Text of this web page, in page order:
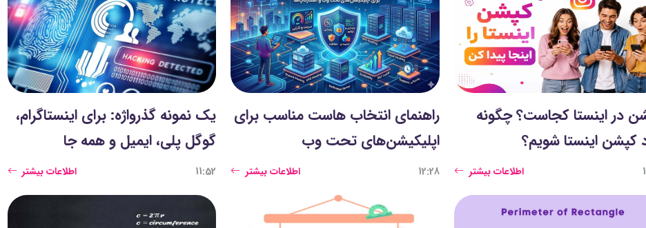
در اینستا کجاست؟ چگونه
کپشن اینستا شویم؟
اطلاعات بیشتر
راهنمای انتخاب هاست مناسب برای
اپلیکیشن‌های تحت وب
12:28 اطلاعات بیشتر
یک نمونه گذرواژه: برای اینستاگرام،
گوگل پلی، ایمیل و همه جا
11:52 اطلاعات بیشتر